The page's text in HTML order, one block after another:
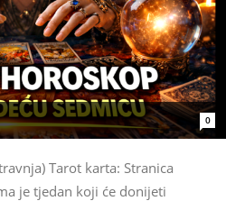
0
Tarot karta: Stranica
je tjedan koji će donijeti